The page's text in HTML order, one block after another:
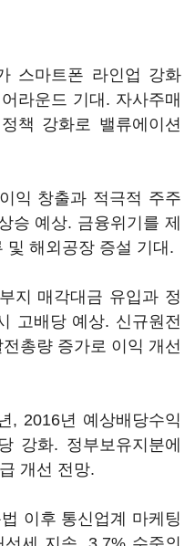
스마트폰 라인업 강화
라운드 기대. 자사주매
책 강화로 밸류에이션
익 창출과 적극적 주주
승 예상. 금융위기를 제
및 해외공장 증설 기대.
지 매각대금 유입과 정
고배당 예상. 신규원전
총량 증가로 이익 개선
, 2016년 예상배당수익
강화. 정부보유지분에
개선 전망.
이후 통신업계 마케팅